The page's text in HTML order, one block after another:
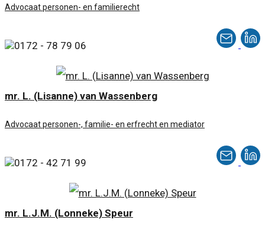
Advocaat personen- en familierecht
0172 - 78 79 06
mr. L. (Lisanne) van Wassenberg
Advocaat personen-, familie- en erfrecht en mediator
0172 - 42 71 99
mr. L.J.M. (Lonneke) Speur